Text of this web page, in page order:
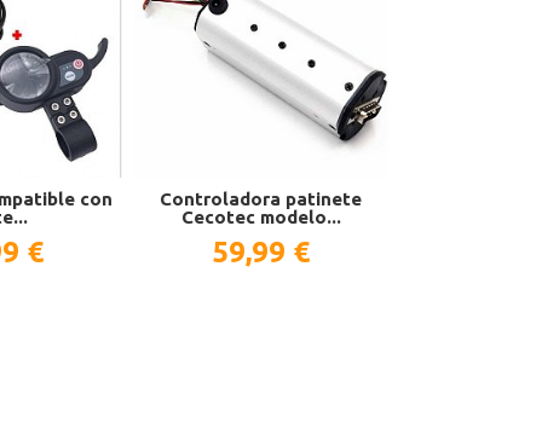
con
€
Controladora patinete
Cecotec modelo...
59,99 €